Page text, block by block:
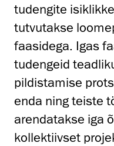
tudengite
tutvutakse
faasidega. Igas
tudengeid
pildistamise
enda ning teiste
arendatakse iga
kollektiivset